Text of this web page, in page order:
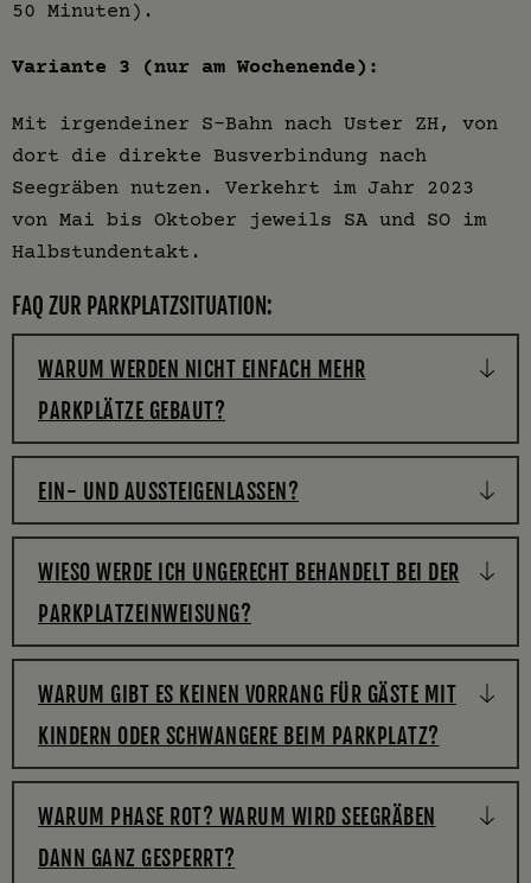
50 Minuten).
Variante 3 (nur am Wochenende):
Mit irgendeiner S-Bahn nach Uster ZH, von
dort die direkte Busverbindung nach
Seegräben nutzen. Verkehrt im Jahr 2023
von Mai bis Oktober jeweils SA und SO im
Halbstundentakt.
FAQ ZUR PARKPLATZSITUATION:
WARUM WERDEN NICHT EINFACH MEHR
PARKPLÄTZE GEBAUT?
EIN- UND AUSSTEIGENLASSEN?
WIESO WERDE ICH UNGERECHT BEHANDELT BEI DER
PARKPLATZEINWEISUNG?
WARUM GIBT ES KEINEN VORRANG FÜR GÄSTE MIT
KINDERN ODER SCHWANGERE BEIM PARKPLATZ?
WARUM PHASE ROT? WARUM WIRD SEEGRÄBEN
DANN GANZ GESPERRT?